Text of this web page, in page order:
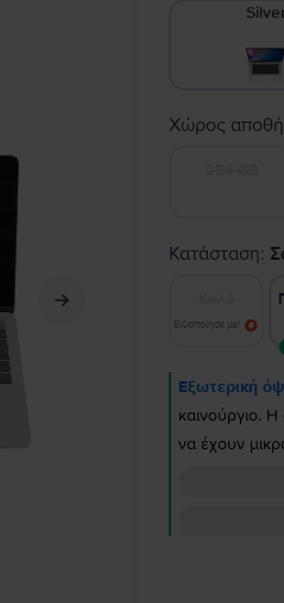
Χώρος
Κατάσταση:
Ειδοποίησε με!
Εξωτερική
καινούργιο.
να έχουν